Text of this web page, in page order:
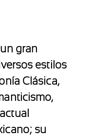
gran
estilos
Clásica,
su